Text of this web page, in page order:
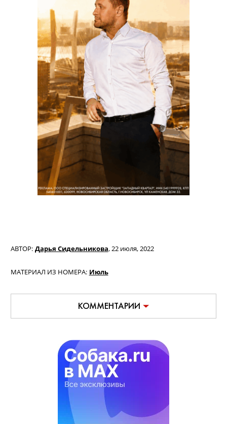
АВТОР: Дарья Сидельникова,22 июля, 2022
МАТЕРИАЛ ИЗ НОМЕРА: Июль
КОММЕНТАРИИ